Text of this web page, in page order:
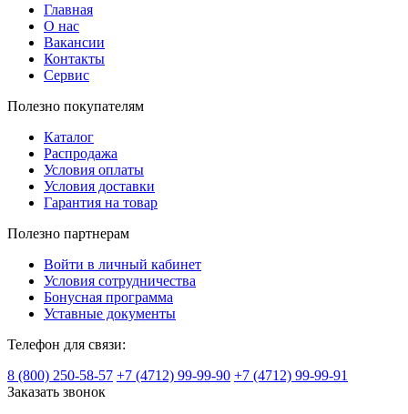
Главная
О нас
Вакансии
Контакты
Сервис
Полезно покупателям
Каталог
Распродажа
Условия оплаты
Условия доставки
Гарантия на товар
Полезно партнерам
Войти в личный кабинет
Условия сотрудничества
Бонусная программа
Уставные документы
Телефон для связи:
8 (800) 250-58-57 +7 (4712) 99-99-90 +7 (4712) 99-99-91
Заказать звонок